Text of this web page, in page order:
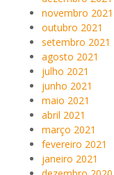
novembro 2021
outubro 2021
setembro 2021
agosto 2021
julho 2021
junho 2021
maio 2021
abril 2021
março 2021
fevereiro 2021
janeiro 2021